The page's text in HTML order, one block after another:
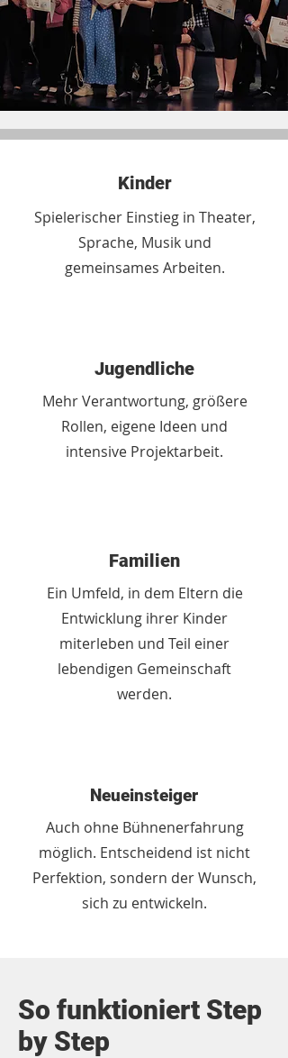
Kinder
Spielerischer Einstieg in Theater,
Sprache, Musik und
gemeinsames Arbeiten.
Jugendliche
Mehr Verantwortung, größere
Rollen, eigene Ideen und
intensive Projektarbeit.
Familien
Ein Umfeld, in dem Eltern die
Entwicklung ihrer Kinder
miterleben und Teil einer
lebendigen Gemeinschaft
werden.
Neueinsteiger
Auch ohne Bühnenerfahrung
möglich. Entscheidend ist nicht
Perfektion, sondern der Wunsch,
sich zu entwickeln.
So funktioniert Step
by Step